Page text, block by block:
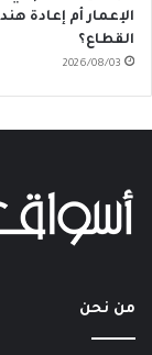
الإعمار أم إعادة
القطاع؟
2026/08/03
من نحن